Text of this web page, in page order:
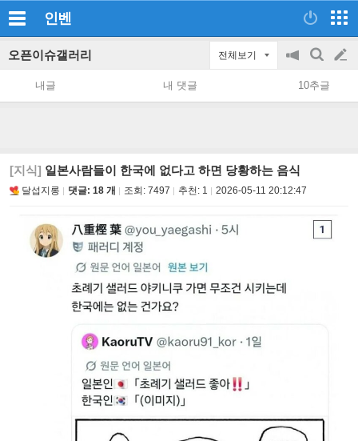
인벤
오픈이슈갤러리 전체보기
공
지
on/off
검
색
글
쓰
내글 내 댓글 10추글
[지식] 일본사람들이 한국에 없다고 하면 당황하는 음식
달섭지롱 댓글: 18 개 조회: 7497 추천: 1 2026-05-11 20:12:47